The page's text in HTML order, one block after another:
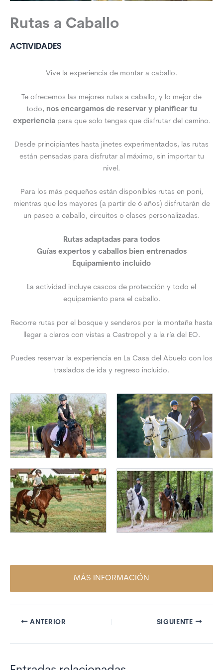
Rutas a Caballo
ACTIVIDADES
Vive la experiencia de montar a caballo.
Te ofrecemos las mejores rutas a caballo, y lo mejor de
todo, nos encargamos de reservar y planificar tu
experienciapara que solo tengas que disfrutar del camino.
Desde principiantes hasta jinetes experimentados, las rutas
están pensadas para disfrutar al máximo, sin importar tu
nivel.
Para los más pequeños están disponibles rutas en poni,
mientras que los mayores (a partir de 6 años) disfrutarán de
un paseo a caballo, circuitos o clases personalizadas.
Rutas adaptadas para todos
Guías expertos y caballos bien entrenados
Equipamiento incluido
La actividad incluye cascos de protección y todo el
equipamiento para el caballo.
Recorre rutas por el bosque y senderos por la montaña hasta
llegar a claros con vistas a Castropol y a la ría del EO.
Puedes reservar la experiencia en La Casa del Abuelo con los
traslados de ida y regreso incluido.
MÁS INFORMACIÓN
ANTERIOR SIGUIENTE